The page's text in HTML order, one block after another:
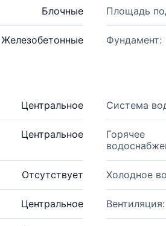
Блочные Площадь
Железобетонные Фундамент:
Центральное Система
Центральное
Горячее
Отсутствует Холодное
Центральное Вентиляция: